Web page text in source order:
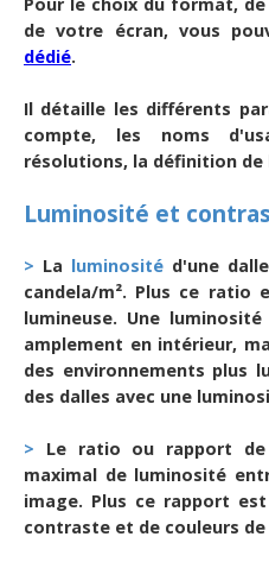
Pour le choix du format,
de votre écran, vous
dédié.
Il détaille les différents
compte, les noms
résolutions, la définition de
Luminosité et
> La luminosité d'une
candela/m². Plus ce ratio
lumineuse. Une
amplement en intérieur,
des environnements plus
des dalles avec une
> Le ratio ou rapport de
maximal de luminosité
image. Plus ce rapport
contraste et de couleurs